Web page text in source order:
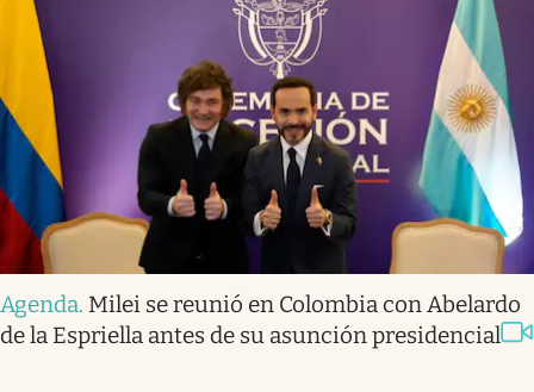
Agenda. Milei se reunió en Colombia con Abelardo
de la Espriella antes de su asunción presidencial